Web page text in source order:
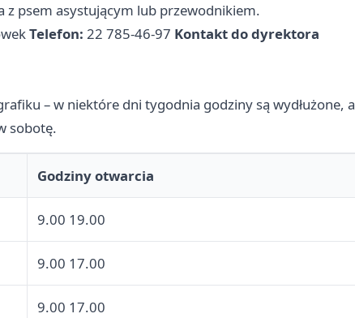
z psem asystującym lub przewodnikiem.
Telefon: 22 785-46-97 Kontakt do dyrektora
– w niektóre dni tygodnia godziny są wydłużone, a
sobotę.
Godziny otwarcia
9.00 19.00
9.00 17.00
9.00 17.00